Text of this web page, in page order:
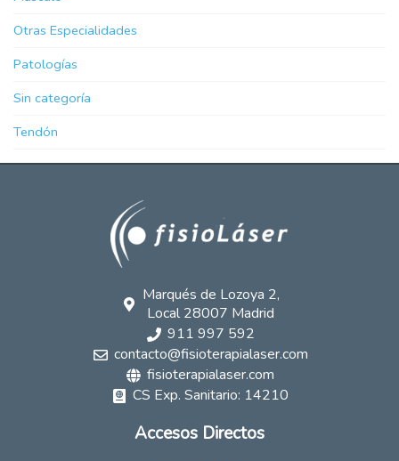
Otras Especialidades
Patologías
Sin categoría
Tendón
Marqués de Lozoya 2,
Local 28007 Madrid
911 997 592
contacto@fisioterapialaser.com
fisioterapialaser.com
CS Exp. Sanitario: 14210
Accesos Directos